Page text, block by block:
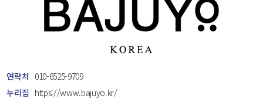
연락처 010-6525-9709
누리집 https://www.bajuyo.kr/